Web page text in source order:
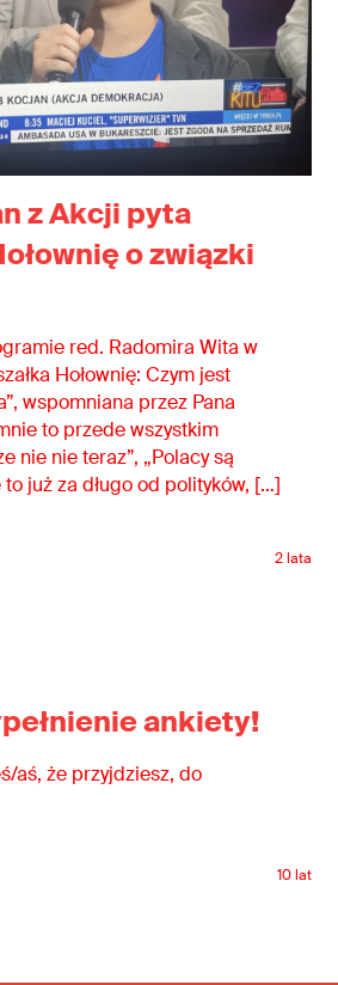
z Akcji pyta
o związki
red. Radomira Wita w
Hołownię: Czym jest
wspomniana przez Pana
to przede wszystkim
nie nie teraz”, „Polacy są
to już za długo od polityków, […]
2 lata
ankiety!
aś, że przyjdziesz, do
10 lat